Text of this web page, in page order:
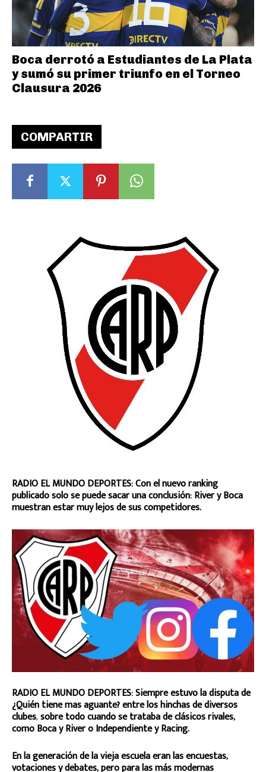
COMPARTIR
RADIO EL MUNDO DEPORTES: Con el nuevo ranking
publicado solo se puede sacar una conclusión: River y Boca
muestran estar muy lejos de sus competidores.
RADIO EL MUNDO DEPORTES:Siempre estuvo la disputa de
¿Quién tiene mas aguante? entre los hinchas de diversos
clubes,sobre todo cuando se trataba de clásicos rivales,
como Boca y River o Independiente y Racing.
En la generación de la vieja escuela eran las encuestas,
votaciones y debates, pero para las más modernas
Boca derrotó a Estudiantes de La Plata
y sumó su primer triunfo en el Torneo
Clausura 2026